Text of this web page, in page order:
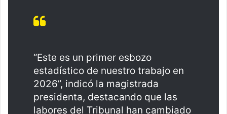
“Este es un primer esbozo
estadístico de nuestro trabajo en
2026”, indicó la magistrada
presidenta, destacando que las
labores del Tribunal han cambiado